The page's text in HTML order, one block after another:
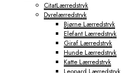
CitatLærredstryk
Dyrelærredstryk
Bjørne Lærredstryk
Elefant Lærredstryk
Giraf Lærredstryk
Hunde Lærredstryk
Katte Lærredstryk